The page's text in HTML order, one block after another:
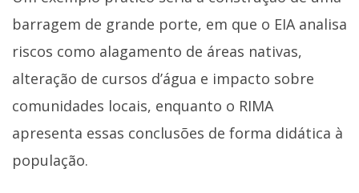
barragem de grande porte, em que o EIA analisa
riscos como alagamento de áreas nativas,
alteração de cursos d’água e impacto sobre
comunidades locais, enquanto o RIMA
apresenta essas conclusões de forma didática à
população.